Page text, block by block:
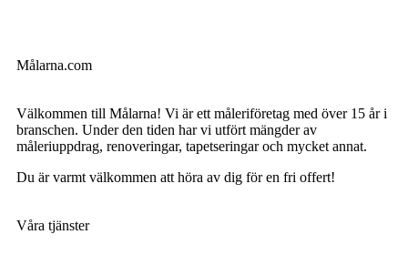
Målarna.com
Välkommen till Målarna! Vi är ett måleriföretag med över 15 år i
branschen. Under den tiden har vi utfört mängder av
måleriuppdrag, renoveringar, tapetseringar och mycket annat.
Du är varmt välkommen att höra av dig för en fri offert!
Våra tjänster